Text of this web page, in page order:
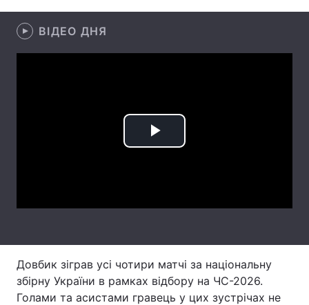
Вакансії
ВІДЕО ДНЯ
Play
Довбик зіграв усі чотири матчі за національну
збірну України в рамках відбору на ЧС-2026.
Голами та асистами гравець у цих зустрічах не